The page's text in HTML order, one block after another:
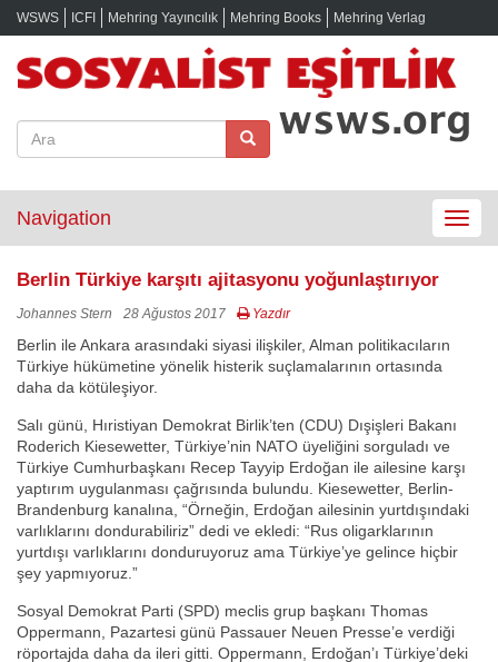
WSWS ICFI Mehring Yayıncılık Mehring Books Mehring Verlag
Toggle
Navigation
Berlin Türkiye karşıtı ajitasyonu yoğunlaştırıyor
Johannes Stern 28 Ağustos 2017 Yazdır
Berlin ile Ankara arasındaki siyasi ilişkiler, Alman politikacıların
Türkiye hükümetine yönelik histerik suçlamalarının ortasında
daha da kötüleşiyor.
Salı günü, Hıristiyan Demokrat Birlik’ten (CDU) Dışişleri Bakanı
Roderich Kiesewetter, Türkiye’nin NATO üyeliğini sorguladı ve
Türkiye Cumhurbaşkanı Recep Tayyip Erdoğan ile ailesine karşı
yaptırım uygulanması çağrısında bulundu. Kiesewetter, Berlin-
Brandenburg kanalına, “Örneğin, Erdoğan ailesinin yurtdışındaki
varlıklarını dondurabiliriz” dedi ve ekledi: “Rus oligarklarının
yurtdışı varlıklarını donduruyoruz ama Türkiye’ye gelince hiçbir
şey yapmıyoruz.”
Sosyal Demokrat Parti (SPD) meclis grup başkanı Thomas
Oppermann, Pazartesi günü Passauer Neuen Presse’e verdiği
röportajda daha da ileri gitti. Oppermann, Erdoğan’ı Türkiye’deki